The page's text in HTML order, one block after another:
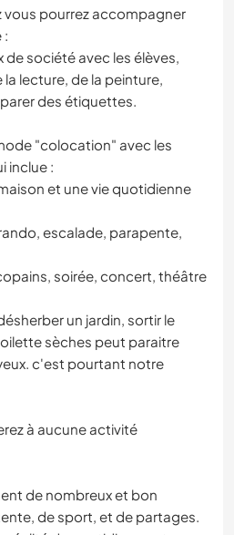
vous pourrez accompagner
:
de société avec les élèves,
lecture, de la peinture,
des étiquettes.
"colocation" avec les
inclue :
et une vie quotidienne
escalade, parapente,
soirée, concert, théâtre
un jardin, sortir le
sèches peut paraitre
c'est pourtant notre
à aucune activité
de nombreux et bon
de sport, et de partages.